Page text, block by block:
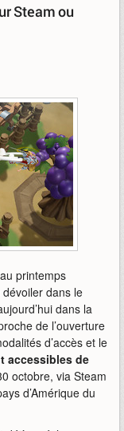
Steam ou
printemps
dévoiler dans le
dans la
de l’ouverture
d’accès et le
accessibles de
octobre, via Steam
d’Amérique du